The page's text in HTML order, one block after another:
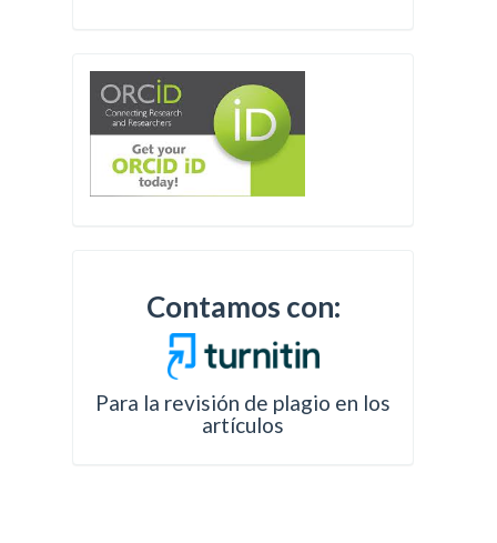
Contamos con:
Para la revisión de plagio en los
artículos